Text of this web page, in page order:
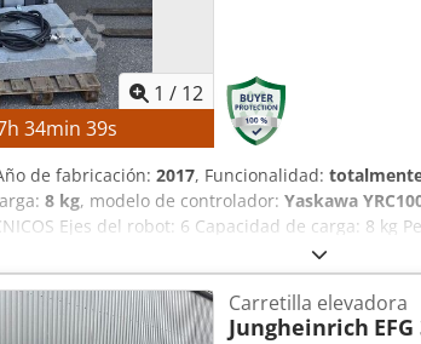
1 / 12
h 34min 38s
de fabricación: 2017, Funcionalidad:
8 kg, modelo de controlador: Yaskawa
Ejes del robot: 6 Capacidad de carga: 8 kg
del dispositivo de programación
de entrada: 15 A Corriente máxima de
de alimentación: ERAR-1000-06VX8-E10
Carretilla elevadora
Jungheinrich